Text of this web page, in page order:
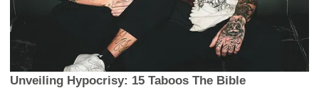
Unveiling Hypocrisy: 15 Taboos The Bible